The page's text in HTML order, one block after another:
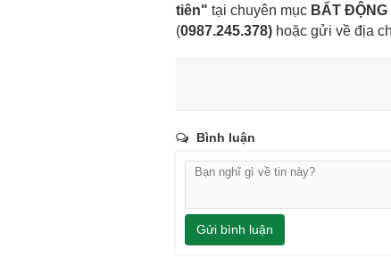
tiên" tại chuyên mục BẤT ĐỘNG
(0987.245.378) hoặc gửi về địa
Bình luận
Gửi bình luận